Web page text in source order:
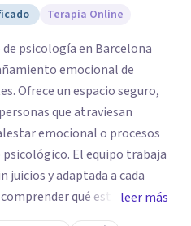
Terapia Online
psicología en Barcelona
emocional de
Ofrece un espacio seguro,
que atraviesan
emocional o procesos
El equipo trabaja
juicios y adaptada a cada
qué está
para avanzar con
leer más